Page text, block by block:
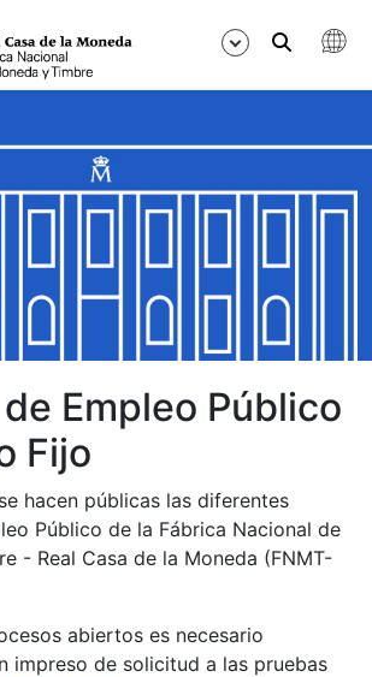
Empleo Público
Fijo
hacen públicas las diferentes
Público de la Fábrica Nacional de
- Real Casa de la Moneda (FNMT-
abiertos es necesario
impreso de solicitud a las pruebas